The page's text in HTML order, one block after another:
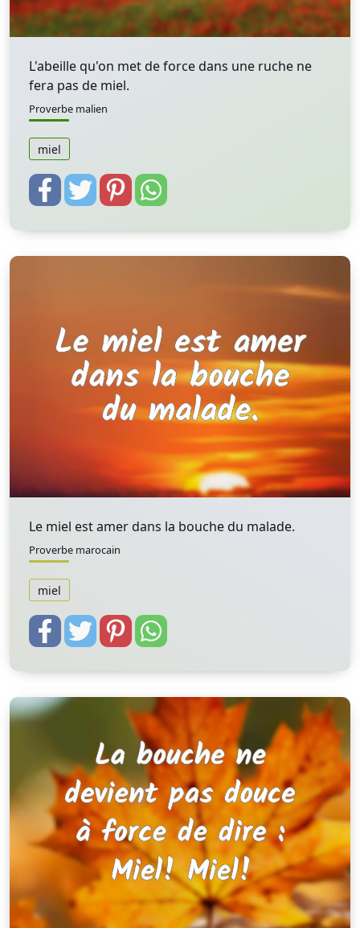
L'abeille qu'on met de force dans une ruche ne
fera pas de miel.
Proverbe malien
miel
Le miel est amer dans la bouche du malade.
Proverbe marocain
miel